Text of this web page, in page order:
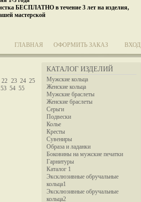
БЕСПЛАТНО в течение 3 лет на изделия,
мастерской
ГЛАВНАЯ ОФОРМИТЬ ЗАКАЗ ВХОД
КАТАЛОГ ИЗДЕЛИЙ
Мужские кольца
Женские кольца
Мужские браслеты
Женские браслеты
Серьги
Подвески
Колье
Кресты
Сувениры
Образа и ладанки
Боковины на мужские печатки
Гарнитуры
Каталог 1
Эксклюзивные обручальные
кольца1
Эксклюзивные обручальные
кольца2
22 23 24 25
53 54 55